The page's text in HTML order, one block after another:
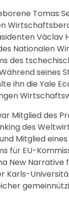
Tomas
Václav
Nationalen
des
seines
ihn die Yale
Mitglied des
des
Mitglied eines
für EU-
New Narrative
Karls-